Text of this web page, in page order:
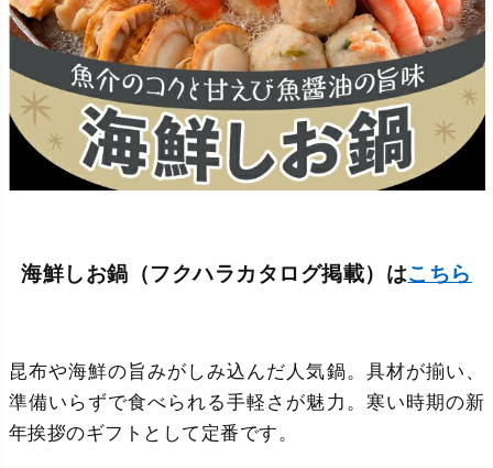
海鮮しお鍋（フクハラカタログ掲載）はこちら
昆布や海鮮の旨みがしみ込んだ人気鍋。具材が揃い、
準備いらずで食べられる手軽さが魅力。寒い時期の新
年挨拶のギフトとして定番です。